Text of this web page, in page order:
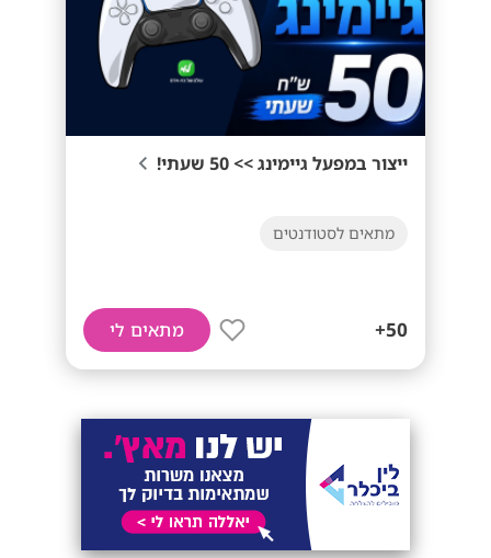
ייצור במפעל גיימינג >> 50 שעתי!
מתאים לסטודנטים
50+ מתאים לי